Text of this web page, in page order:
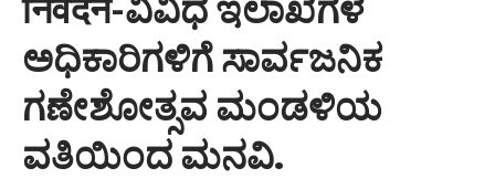
ಅಧಿಕಾರಿಗಳಿಗೆ ಸಾರ್ವಜನಿಕ
ಗಣೇಶೋತ್ಸವ ಮಂಡಳಿಯ
ವತಿಯಿಂದ ಮನವಿ.